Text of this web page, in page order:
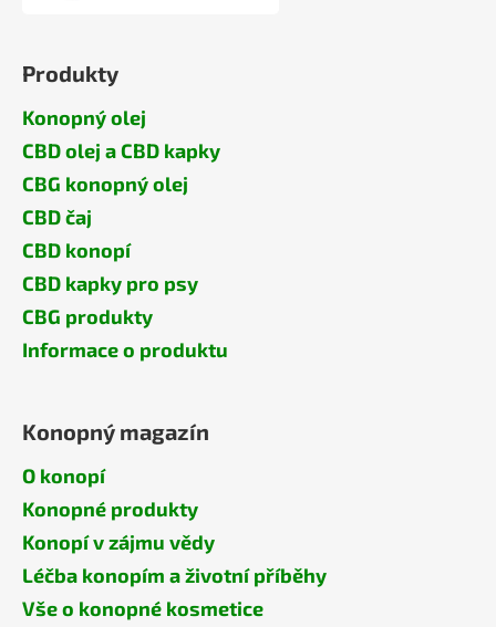
Produkty
Konopný olej
CBD olej a CBD kapky
CBG konopný olej
CBD čaj
CBD konopí
CBD kapky pro psy
CBG produkty
Informace o produktu
Konopný magazín
O konopí
Konopné produkty
Konopí v zájmu vědy
Léčba konopím a životní příběhy
Vše o konopné kosmetice